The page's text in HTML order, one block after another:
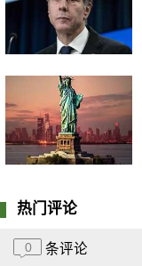
热门评论
0 条评论